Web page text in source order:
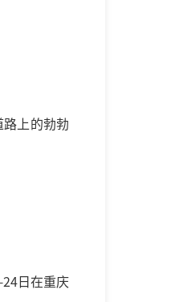
上的勃勃
日在重庆